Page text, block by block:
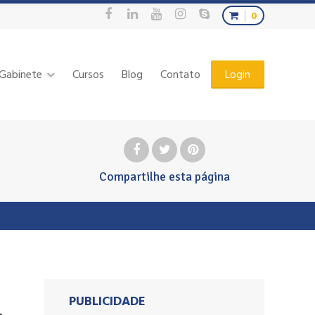
0
Cursos Blog Contato Login
Compartilhe esta página
PUBLICIDADE